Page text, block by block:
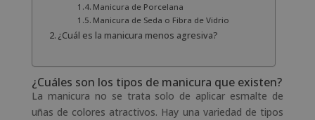
Manicura de Porcelana
Manicura de Seda o Fibra de Vidrio
¿Cuál es la manicura menos agresiva?
¿Cuáles son los tipos de manicura que existen?
La manicura no se trata solo de aplicar esmalte de
uñas de colores atractivos. Hay una variedad de tipos